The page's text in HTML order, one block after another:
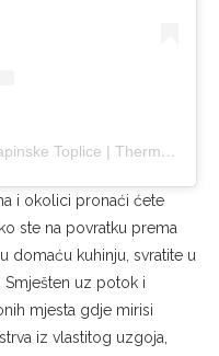
A post shared by Aquae Vivae Krapinske Toplice | Thermal Spa (@aquaevivae)
i okolici pronaći ćete
ste na povratku prema
domaću kuhinju, svratite u
uz potok i
mjesta gdje mirisi
iz vlastitog uzgoja,